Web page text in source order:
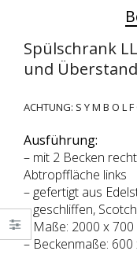
Spülschrank
und
ACHTUNG: S Y M B O L F
Ausführung:
– mit 2 Becken
Abtropffläche links
– gefertigt aus
– geschliffen,
– Maße: 2000 x
– Beckenmaße: